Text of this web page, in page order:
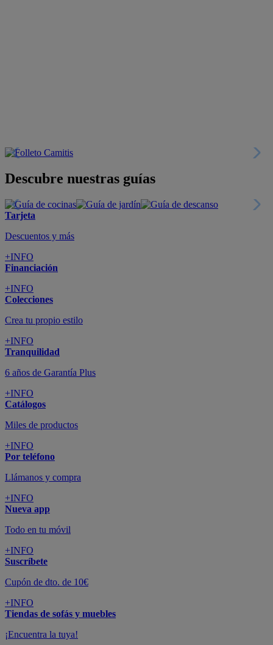
Descubre nuestras guías
Tarjeta
Descuentos y más
+INFO
Financiación
+INFO
Colecciones
Crea tu propio estilo
+INFO
Tranquilidad
6 años de Garantía Plus
+INFO
Catálogos
Miles de productos
+INFO
Por teléfono
Llámanos y compra
+INFO
Nueva app
Todo en tu móvil
+INFO
Suscríbete
Cupón de dto. de 10€
+INFO
Tiendas de sofás y muebles
¡Encuentra la tuya!